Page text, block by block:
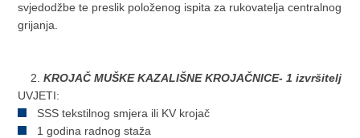
svjedodžbe te preslik položenog ispita za rukovatelja centralnog
grijanja.
KROJAČ MUŠKE KAZALIŠNE KROJAČNICE- 1 izvršitelj
UVJETI:
SSS tekstilnog smjera ili KV krojač
1 godina radnog staža